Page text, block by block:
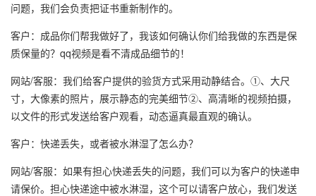
问题，我们会负责把证书重新制作的。
客户：成品你们帮我做好了，我该如何确认你们给我做的东西是保
质保量的？qq视频是看不清成品细节的！
网站/客服：我们给客户提供的验货方式采用动静结合。①、大尺
寸，大像素的照片，展示静态的完美细节②、高清晰的视频拍摄，
以文件的形式发送给客户观看，动态逼真最直观的确认。
客户：快递丢失，或者被水淋湿了怎么办？
网站/客服：如果有担心快递丢失的问题，我们可以为客户的快递申
请保价。担心快递途中被水淋湿，这个可以请客户放心，我们发送